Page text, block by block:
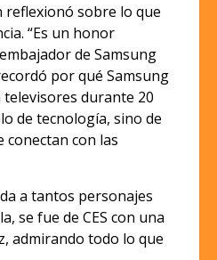
reflexionó sobre lo que
“Es un honor
de Samsung
por qué Samsung
durante 20
de tecnología, sino de
conectan con las
a tantos personajes
se fue de CES con una
admirando todo lo que